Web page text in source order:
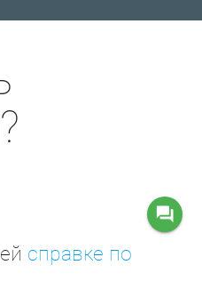
question_answer
справке по